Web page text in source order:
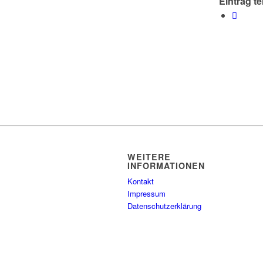
WEITERE
INFORMATIONEN
Kontakt
Impressum
Datenschutzerklärung